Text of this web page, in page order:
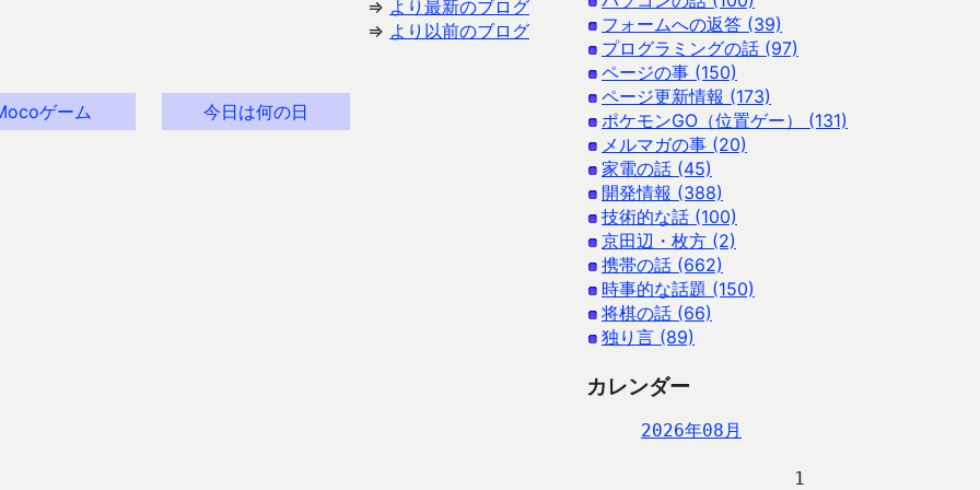
⇒ より最新のブログ
⇒ より以前のブログ
ゲーム 今日は何の日
フォームへの返答 (39)
プログラミングの話 (97)
ページの事 (150)
ページ更新情報 (173)
ポケモンGO（位置ゲー） (131)
メルマガの事 (20)
家電の話 (45)
開発情報 (388)
技術的な話 (100)
京田辺・枚方 (2)
携帯の話 (662)
時事的な話題 (150)
将棋の話 (66)
独り言 (89)
カレンダー
2026年08月
                   1